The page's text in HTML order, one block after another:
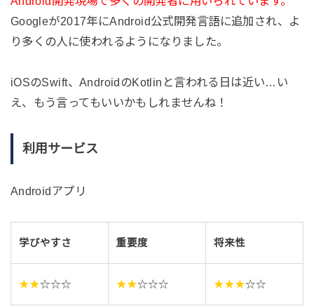
Googleが2017年にAndroid公式開発言語に追加され、よ
り多くの人に使われるようになりました。
iOSのSwift、AndroidのKotlinと言われる日は近い…い
え、もう言ってもいいかもしれませんね！
利用サービス
Androidアプリ
学びやすさ 重要度 将来性
★★☆☆☆ ★★☆☆☆ ★★★☆☆